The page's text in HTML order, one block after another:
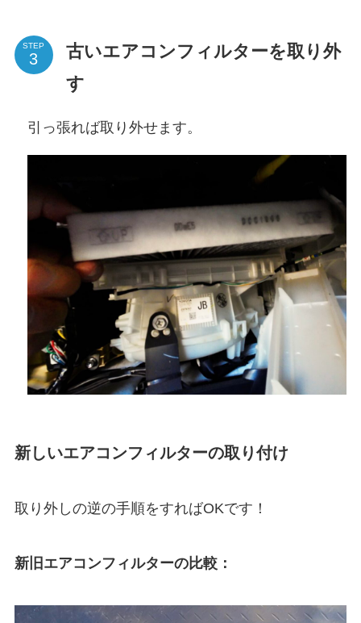
STEP
古いエアコンフィルターを取り外
す
引っ張れば取り外せます。
新しいエアコンフィルターの取り付け
取り外しの逆の手順をすればOKです！
新旧エアコンフィルターの比較：